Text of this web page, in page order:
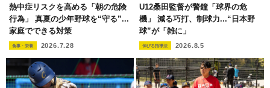
熱中症リスクを高める「朝の危険
行為」 真夏の少年野球を“守る”...
家庭でできる対策
食事・栄養 2026.7.28
U12桑田監督が警鐘「球界の危
機」 減る巧打、制球力...“日本野
球”が「雑に」
伸びる指導法 2026.8.5